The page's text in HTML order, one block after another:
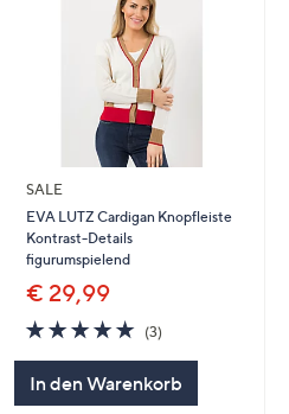
SALE
EVA LUTZ Cardigan Knopfleiste
Kontrast-Details
figurumspielend
€ 29,99
5.0
von
(3)3
In den Warenkorb